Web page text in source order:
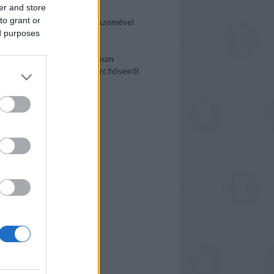
and store
grant or
purposes
és anatómia
egy holland fotós szemével
fotók 2015-ből
a nagy meztelen album
meg a 48-as szabadságharc hőseiről
fotókat!
feliratkozás